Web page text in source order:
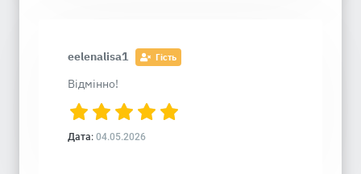
eelenalisa1 Гість
Відмінно!
Дата: 04.05.2026